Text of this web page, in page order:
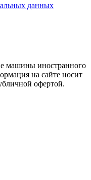
данных
машины иностранного
на сайте носит
офертой.